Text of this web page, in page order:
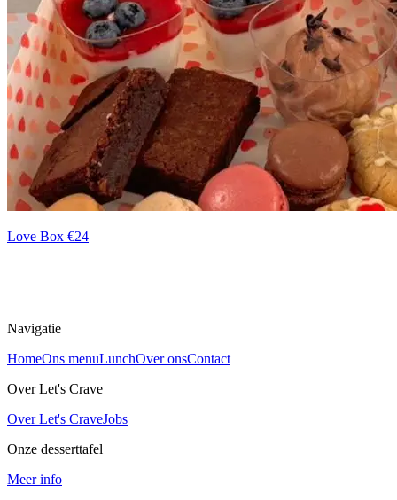
Love Box €24
Navigatie
HomeOns menuLunchOver onsContact
Over Let's Crave
Over Let's CraveJobs
Onze desserttafel
Meer info